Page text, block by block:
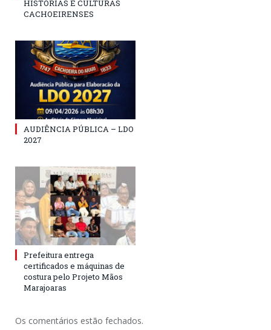
HISTÓRIAS E CULTURAS
CACHOEIRENSES
AUDIÊNCIA PÚBLICA – LDO
2027
Prefeitura entrega
certificados e máquinas de
costura pelo Projeto Mãos
Marajoaras
Os comentários estão fechados.